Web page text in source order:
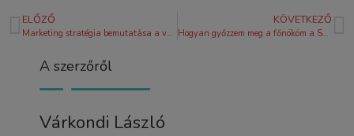
ELŐZŐ
Marketing stratégia bemutatása a vezetőségnek: Így kapj zöld utat és költségkeretet 2026-ban
KÖVETKEZŐ
Hogyan győzzem meg a főnököm a SEO fontosságáról? – Útmutató a marketing büdzsé megszerzéséhez
A szerzőről
Várkondi László